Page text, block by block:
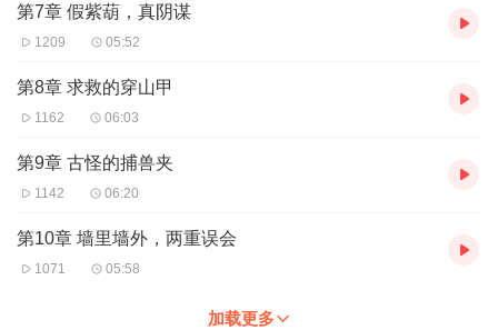
第7章 假紫葫，真阴谋
1209 05:52
第8章 求救的穿山甲
1162 06:03
第9章 古怪的捕兽夹
1142 06:20
第10章 墙里墙外，两重误会
1071 05:58
加载更多